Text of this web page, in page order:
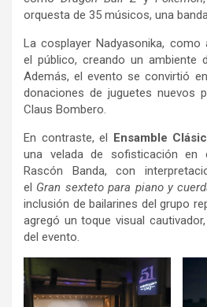
orquesta de 35 músicos, una
La cosplayer Nadyasonika,
el público, creando un ambiente
Además, el evento se convirtió
donaciones de juguetes nuevos
Claus Bombero.
En contraste, el Ensamble
una velada de sofisticación en
Rascón Banda, con
el Gran sexteto para piano y
inclusión de bailarines del grupo
agregó un toque visual
del evento.